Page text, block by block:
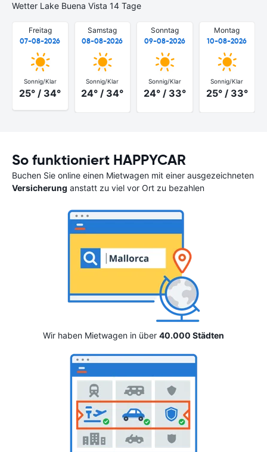
Wetter Lake Buena Vista 14 Tage
Freitag
07-08-2026
Sonnig/Klar
25° / 34°
Samstag
08-08-2026
Sonnig/Klar
24° / 34°
Sonntag
09-08-2026
Sonnig/Klar
24° / 33°
Montag
10-08-2026
Sonnig/Klar
25° / 33°
So funktioniert HAPPYCAR
Buchen Sie online einen Mietwagen mit einer ausgezeichneten
Versicherung anstatt zu viel vor Ort zu bezahlen
Wir haben Mietwagen in über 40.000 Städten